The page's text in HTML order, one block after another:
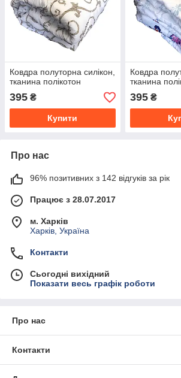
Ковдра полуторна силікон,
тканина полікотон
395 ₴
Купити
Ковдра
тканина
395₴
Про нас
96% позитивних з 142 відгуків за рік
Працює з 28.07.2017
м. Харків
Харків, Україна
Контакти
Сьогодні вихідний
Показати весь графік роботи
Про нас
Контакти